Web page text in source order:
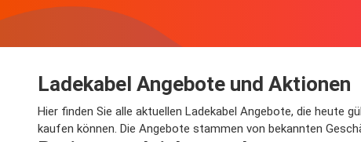
Ladekabel Angebote und Aktionen
Hier finden Sie alle aktuellen Ladekabel Angebote, die heute
kaufen können. Die Angebote stammen von bekannten